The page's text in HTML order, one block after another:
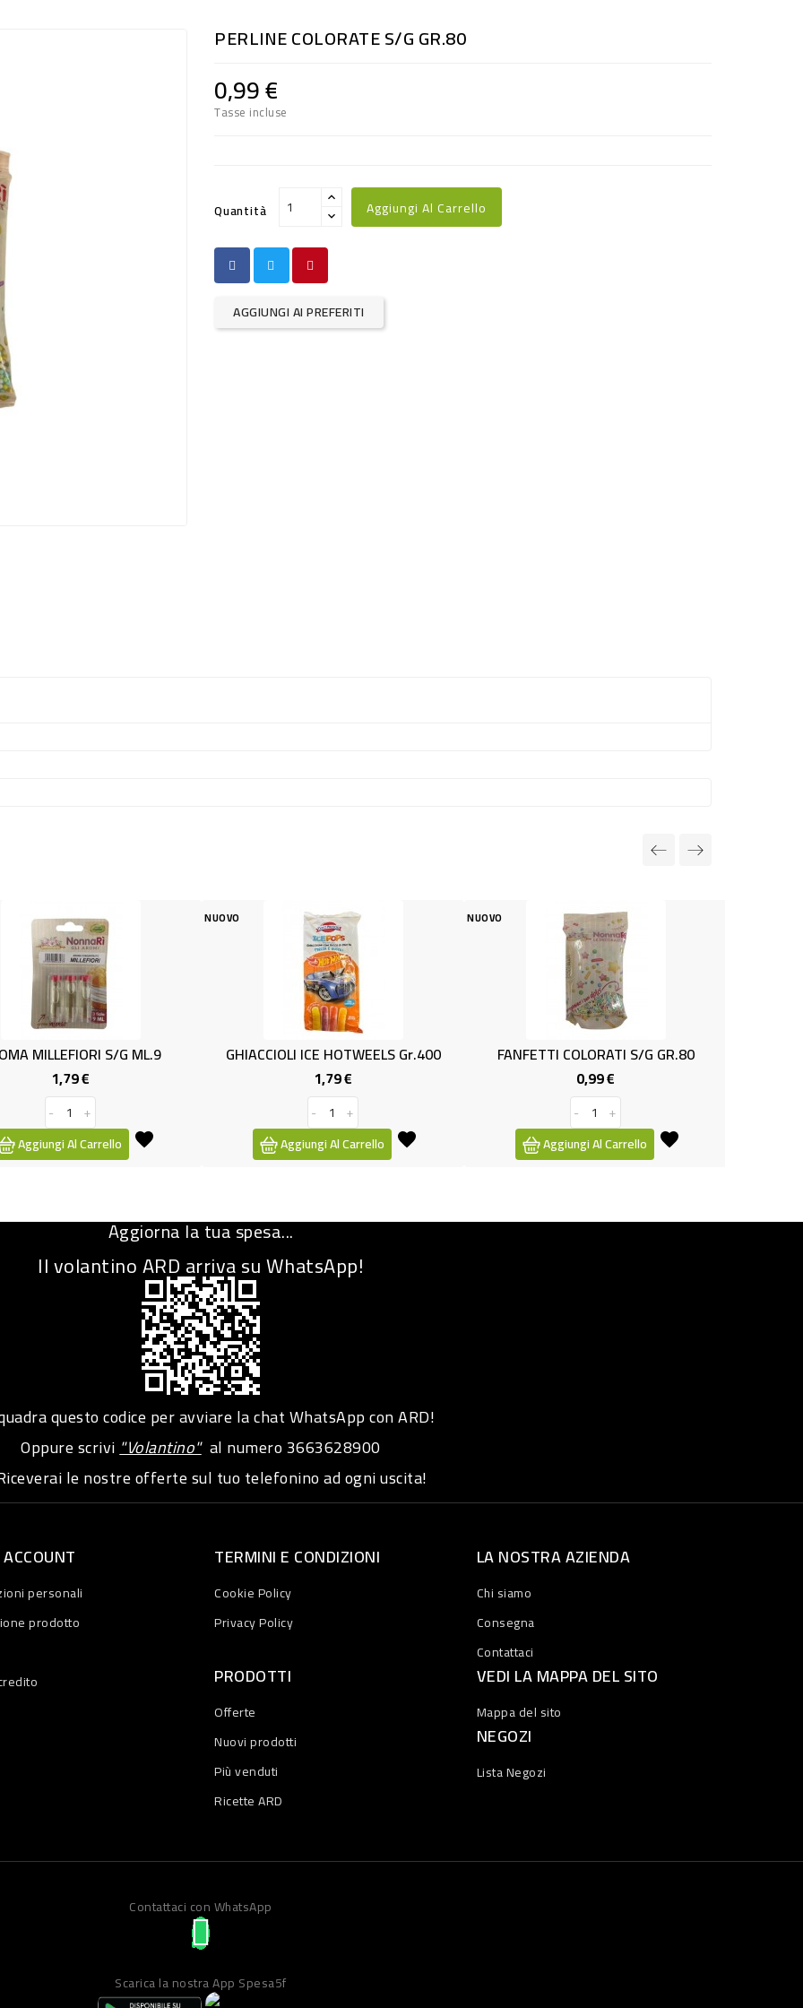
PERLINE COLORATE S/G GR.80
0,99 €
Tasse incluse
Quantità Aggiungi Al Carrello
AGGIUNGI AI PREFERITI
NUOVO
GHIACCIOLI ICE HOTWEELS Gr.400
Aggiungi Al Carrello
NUOVO
FANFETTI COLORATI S/G GR.80
Aggiungi Al Carrello
NUOVO
DIAVOLINA GR. 50
Aggiungi Al Carrello
Aggiorna la tua spesa...
Il volantino ARD arriva su WhatsApp!
questo codice per avviare la chat WhatsApp con ARD!
Oppure scrivi"Volantino"al numero3663628900
le nostre offerte sul tuo telefonino ad ogni uscita!
personali
prodotto
TERMINI E CONDIZIONI
Cookie Policy
Privacy Policy
LA NOSTRA AZIENDA
Chi siamo
Consegna
Contattaci
PRODOTTI
Offerte
Nuovi prodotti
Più venduti
Ricette ARD
VEDI LA MAPPA DEL SITO
Mappa del sito
NEGOZI
Lista Negozi
Contattaci con WhatsApp
Scarica la nostra App Spesa5f